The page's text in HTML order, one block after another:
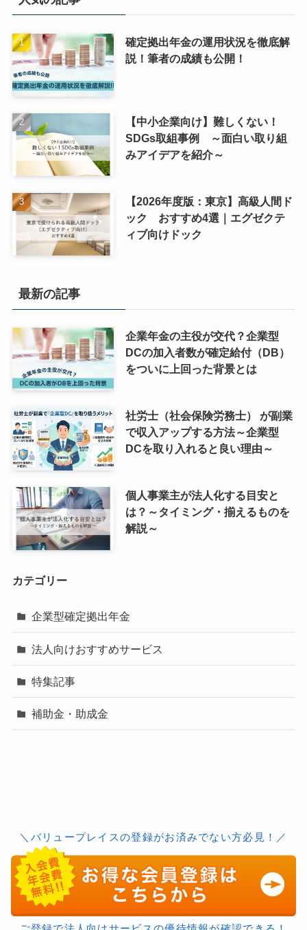
確定拠出年金の運用状況を徹底解
説！筆者の成績も公開！
【中小企業向け】難しくない！
SDGs取組事例 ～面白い取り組
みアイデアを紹介～
【2026年度版：東京】高級人間ド
ック おすすめ4選｜エグゼクテ
ィブ向けドック
最新の記事
企業年金の主役が交代？企業型
DCの加入者数が確定給付（DB）
をついに上回った背景とは
社労士（社会保険労務士） が副業
で収入アップする方法～企業型
DCを取り入れると良い理由～
個人事業主が法人化する目安と
は？～タイミング・揃えるものを
解説～
カテゴリー
企業型確定拠出年金
法人向けおすすめサービス
特集記事
補助金・助成金
＼バリュープレイスの登録がお済みでない方必見！／